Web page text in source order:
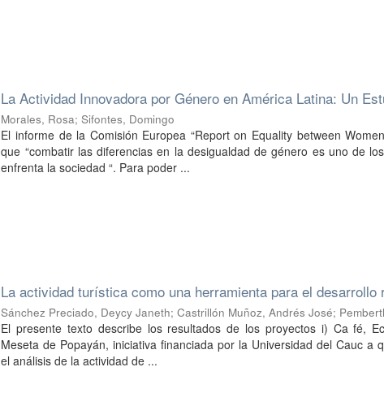
La Actividad Innovadora por Género en América Latina: Un
Morales, Rosa;Sifontes, Domingo
El informe de la Comisión Europea “Report on Equality between
que “combatir las diferencias en la desigualdad de género es uno de
enfrenta la sociedad “. Para poder ...
La actividad turística como una herramienta para el desarrollo
Sánchez Preciado, Deycy Janeth;Castrillón Muñoz, Andrés José;
El presente texto describe los resultados de los proyectos i) Ca fé,
Meseta de Popayán, iniciativa financiada por la Universidad del Cauc a
el análisis de la actividad de ...